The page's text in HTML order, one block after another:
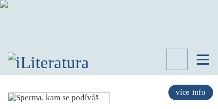
více info
TÉMATA